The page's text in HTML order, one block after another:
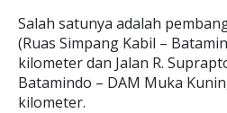
Salah satunya adalah
(Ruas Simpang Kabil –
kilometer dan Jalan R.
Batamindo – DAM Muka
kilometer.